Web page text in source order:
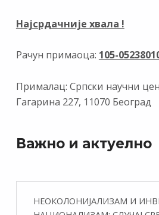
Најсрдачније хвала !
Рачун примаоца: 105-
Прималац: Српски научни
Гагарина 227, 11070 Београд
Важно и актуелно
НЕОКОЛОНИЈАЛИЗАМ И